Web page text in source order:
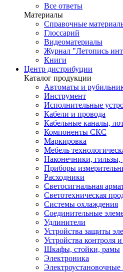
Все ответы
Материалы
Справочные
Глоссарий
Видеоматериалы
Журнал "Летопись
Книги
Центр дистрибуции
Каталог продукции
Автоматы и
Инструмент
Исполнительные
Кабели и провода
Кабельные каналы,
Компоненты СКС
Маркировка
Мебель
Наконечники, гильзы,
Приборы
Расходники
Светосигнальная
Светотехническая
Системы охлаждения
Соединительные
Удлинители
Устройства защиты
Устройства контроля
Шкафы, стойки, рамы
Электроника
Электроустановочные